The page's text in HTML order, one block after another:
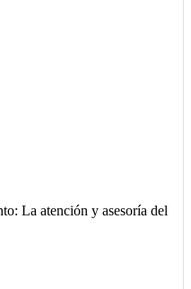
La atención y asesoría del